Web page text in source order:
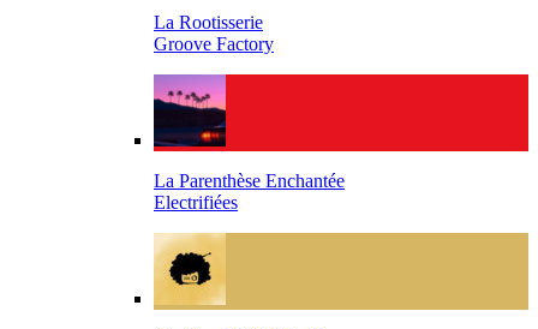
La Rootisserie
Groove Factory
La Parenthèse Enchantée
Electrifiées